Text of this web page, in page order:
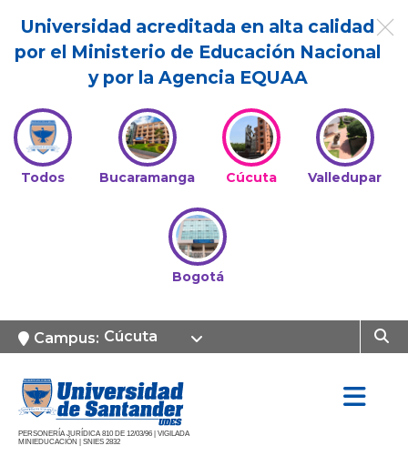
Universidad acreditada en alta calidad
por el Ministerio de Educación Nacional
y por la Agencia EQUAA
Todos Bucaramanga Cúcuta Valledupar
Bogotá
Campus: Cúcuta
PERSONERÍA JURÍDICA 810 DE 12/03/96 | VIGILADA
MINIEDUCACIÓN | SNIES 2832